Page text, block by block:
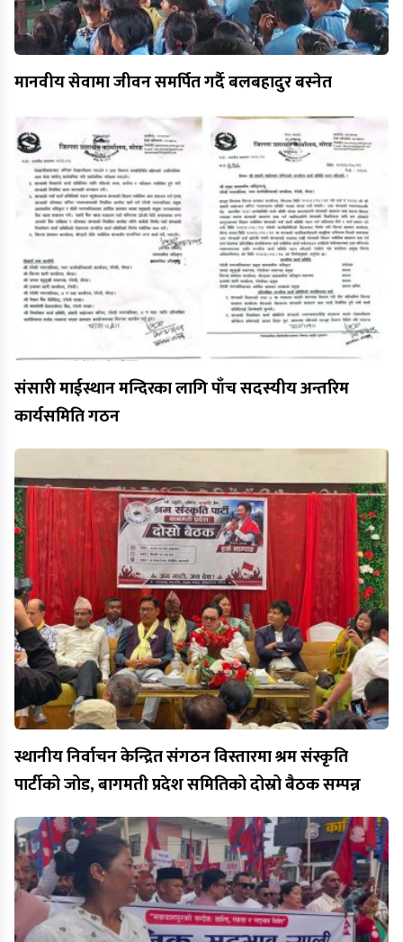
मानवीय सेवामा जीवन समर्पित गर्दै बलबहादुर बस्नेत
संसारी माईस्थान मन्दिरका लागि पाँच सदस्यीय अन्तरिम
कार्यसमिति गठन
स्थानीय निर्वाचन केन्द्रित संगठन विस्तारमा श्रम संस्कृति
पार्टीको जोड, बागमती प्रदेश समितिको दोस्रो बैठक सम्पन्न